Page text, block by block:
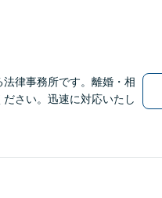
律事務所です。離婚・相
さい。迅速に対応いたし